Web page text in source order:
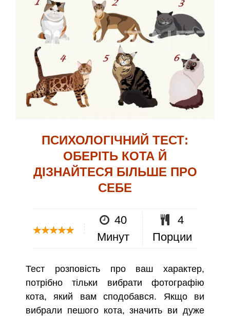
ПСИХОЛОГІЧНИЙ ТЕСТ:
ОБЕРІТЬ КОТА Й
ДІЗНАЙТЕСЯ БІЛЬШЕ ПРО
СЕБЕ
40
Минут
4
Порции
Тест розповість про ваш характер,
потрібно тільки вибрати фотографію
кота, який вам сподобався. Якщо ви
вибрали пешого кота, значить ви дуже